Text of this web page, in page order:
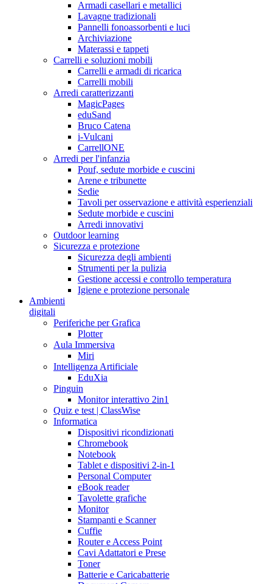
Armadi casellari e metallici
Lavagne tradizionali
Pannelli fonoassorbenti e luci
Archiviazione
Materassi e tappeti
Carrelli e soluzioni mobili
Carrelli e armadi di ricarica
Carrelli mobili
Arredi caratterizzanti
MagicPages
eduSand
Bruco Catena
i-Vulcani
CarrellONE
Arredi per l'infanzia
Pouf, sedute morbide e cuscini
Arene e tribunette
Sedie
Tavoli per osservazione e attività esperienziali
Sedute morbide e cuscini
Arredi innovativi
Outdoor learning
Sicurezza e protezione
Sicurezza degli ambienti
Strumenti per la pulizia
Gestione accessi e controllo temperatura
Igiene e protezione personale
Ambienti
digitali
Periferiche per Grafica
Plotter
Aula Immersiva
Miri
Intelligenza Artificiale
EduXia
Pinguin
Monitor interattivo 2in1
Quiz e test | ClassWise
Informatica
Dispositivi ricondizionati
Chromebook
Notebook
Tablet e dispositivi 2-in-1
Personal Computer
eBook reader
Tavolette grafiche
Monitor
Stampanti e Scanner
Cuffie
Router e Access Point
Cavi Adattatori e Prese
Toner
Batterie e Caricabatterie